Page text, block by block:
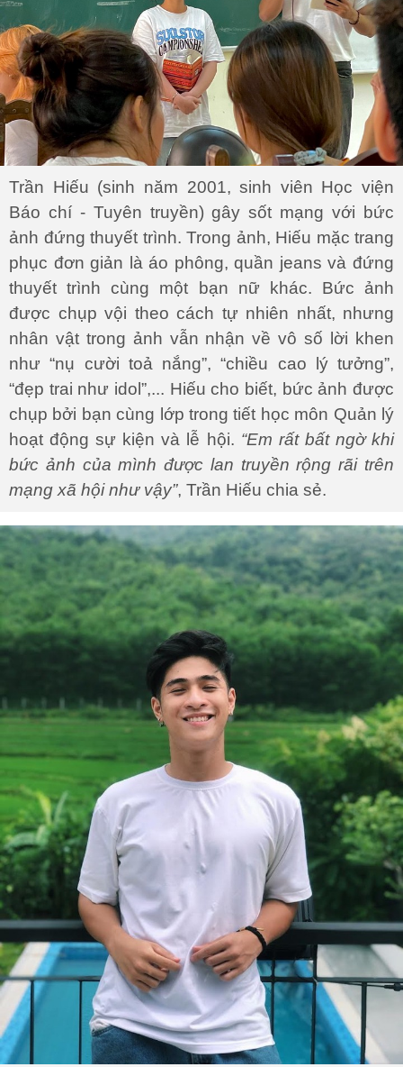
Trần Hiếu (sinh năm 2001, sinh viên Học viện
Báo chí - Tuyên truyền) gây sốt mạng với bức
ảnh đứng thuyết trình. Trong ảnh, Hiếu mặc trang
phục đơn giản là áo phông, quần jeans và đứng
thuyết trình cùng một bạn nữ khác. Bức ảnh
được chụp vội theo cách tự nhiên nhất, nhưng
nhân vật trong ảnh vẫn nhận về vô số lời khen
như “nụ cười toả nắng”, “chiều cao lý tưởng”,
“đẹp trai như idol”,... Hiếu cho biết, bức ảnh được
chụp bởi bạn cùng lớp trong tiết học môn Quản lý
hoạt động sự kiện và lễ hội. “Em rất bất ngờ khi
bức ảnh của mình được lan truyền rộng rãi trên
mạng xã hội như vậy”, Trần Hiếu chia sẻ.